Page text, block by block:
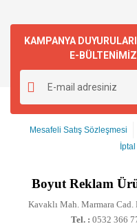
KAMPANYA
E-
Mesafeli Satış Sözleşmesi
Boyut Reklam
Kavaklı Mah. Marmara
Tel. : 0532 366